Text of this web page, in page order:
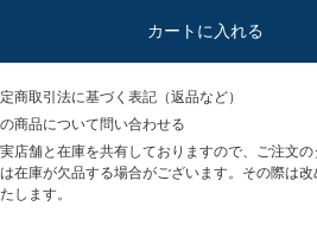
カートに入れる
商取引法に基づく表記（返品など）
商品について問い合わせる
店舗と在庫を共有しておりますので、ご注文の
在庫が欠品する場合がございます。その際は
します。